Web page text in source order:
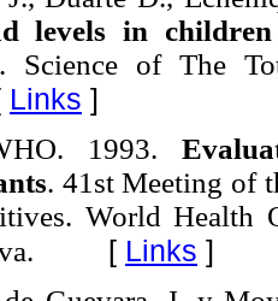
levels in
. Science of The
Links ]
1993.
. 41st Meeting of
World Health
[ Links ]